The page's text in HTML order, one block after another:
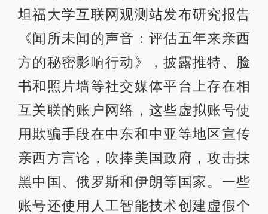
坦福大学互联网观测站发布研究报告
《闻所未闻的声音：评估五年来亲西
方的秘密影响行动》，披露推特、脸
书和照片墙等社交媒体平台上存在相
互关联的账户网络，这些虚拟账号使
用欺骗手段在中东和中亚等地区宣传
亲西方言论，吹捧美国政府，攻击抹
黑中国、俄罗斯和伊朗等国家。一些
账号还使用人工智能技术创建虚假个